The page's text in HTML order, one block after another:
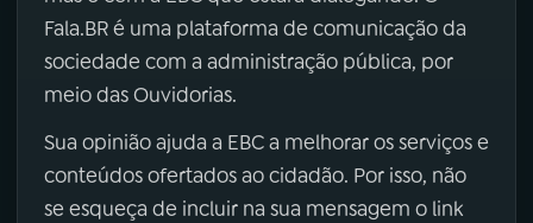
Fala.BR é uma plataforma de comunicação da
sociedade com a administração pública, por
meio das Ouvidorias.
Sua opinião ajuda a EBC a melhorar os serviços e
conteúdos ofertados ao cidadão. Por isso, não
se esqueça de incluir na sua mensagem o link